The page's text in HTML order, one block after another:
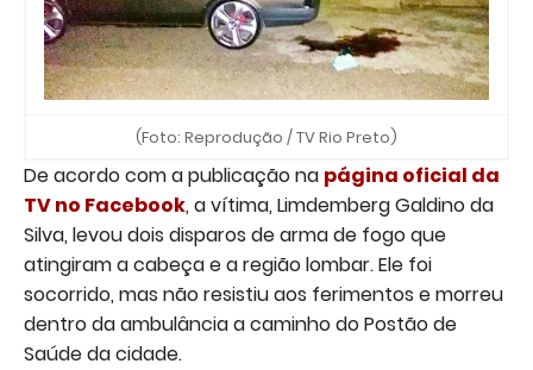
(Foto: Reprodução / TV Rio Preto)
De acordo com a publicação na página oficial da
TV no Facebook, a vítima, Limdemberg Galdino da
Silva, levou dois disparos de arma de fogo que
atingiram a cabeça e a região lombar. Ele foi
socorrido, mas não resistiu aos ferimentos e morreu
dentro da ambulância a caminho do Postão de
Saúde da cidade.